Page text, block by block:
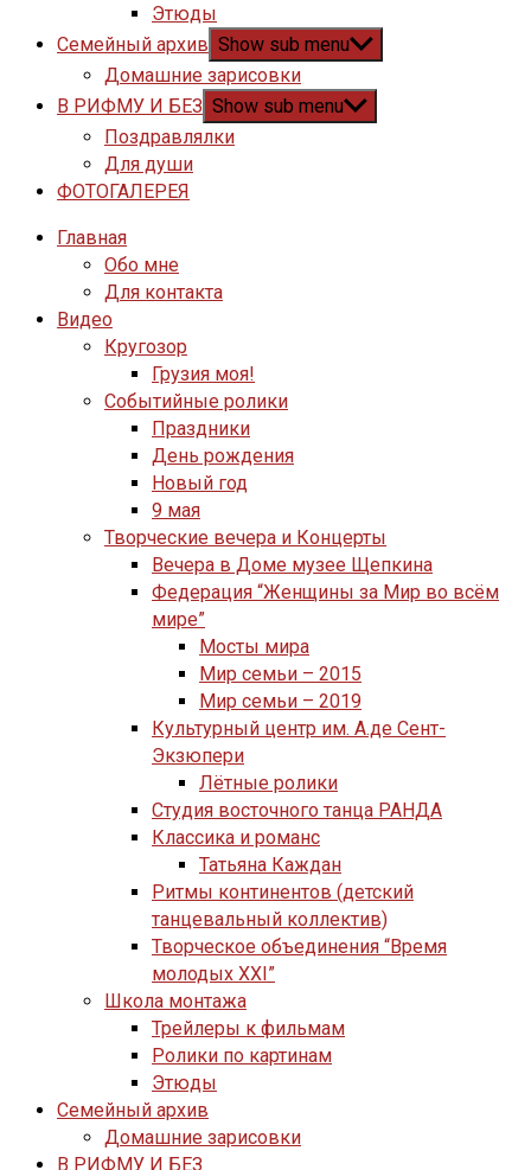
Этюды
Семейный архив Show sub menu
Домашние зарисовки
В РИФМУ И БЕЗ Show sub menu
Поздравлялки
Для души
ФОТОГАЛЕРЕЯ
Главная
Обо мне
Для контакта
Видео
Кругозор
Грузия моя!
Событийные ролики
Праздники
День рождения
Новый год
9 мая
Творческие вечера и Концерты
Вечера в Доме музее Щепкина
Федерация “Женщины за Мир во всём
мире”
Мосты мира
Мир семьи – 2015
Мир семьи – 2019
Культурный центр им. А.де Сент-
Экзюпери
Лётные ролики
Студия восточного танца РАНДА
Классика и романс
Татьяна Каждан
Ритмы континентов (детский
танцевальный коллектив)
Творческое объединения “Время
молодых XXI”
Школа монтажа
Трейлеры к фильмам
Ролики по картинам
Этюды
Семейный архив
Домашние зарисовки
В РИФМУ И БЕЗ